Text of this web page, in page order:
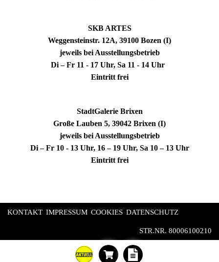
SKB ARTES
Weggensteinstr. 12A, 39100 Bozen (I)
jeweils bei Ausstellungsbetrieb
Di – Fr 11 - 17 Uhr, Sa 11 - 14 Uhr
Eintritt frei
StadtGalerie Brixen
Große Lauben 5, 39042 Brixen (I)
jeweils bei Ausstellungsbetrieb
Di – Fr 10 - 13 Uhr, 16 – 19 Uhr, Sa 10 – 13 Uhr
Eintritt frei
KONTAKT IMPRESSUM COOKIES DATENSCHUTZ
STR.NR. 80006100210